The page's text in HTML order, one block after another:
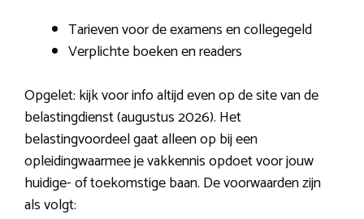
Tarieven voor de examens en collegegeld
Verplichte boeken en readers
Opgelet: kijk voor info altijd even op de site van de
belastingdienst (augustus 2026). Het
belastingvoordeel gaat alleen op bij een
opleidingwaarmee je vakkennis opdoet voor jouw
huidige- of toekomstige baan. De voorwaarden zijn
als volgt: